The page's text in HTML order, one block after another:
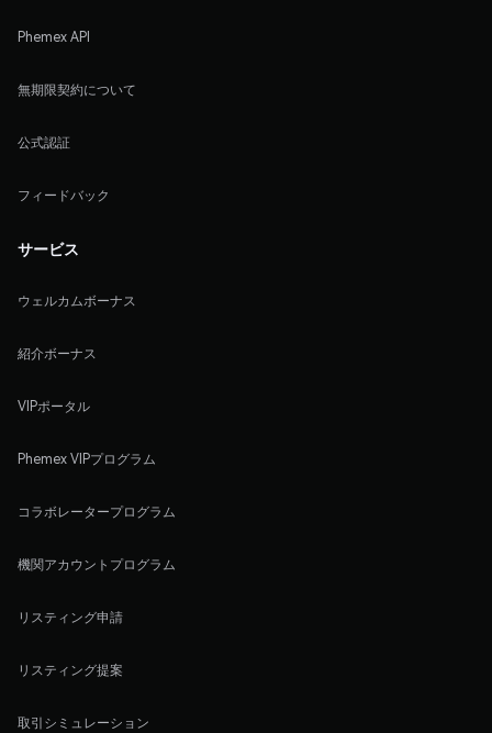
Phemex API
無期限契約について
公式認証
フィードバック
サービス
ウェルカムボーナス
紹介ボーナス
VIPポータル
Phemex VIPプログラム
コラボレータープログラム
機関アカウントプログラム
リスティング申請
リスティング提案
取引シミュレーション